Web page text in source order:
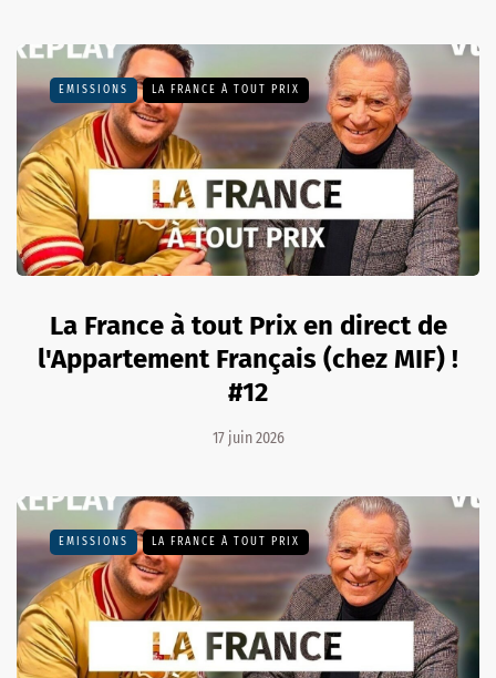
EMISSIONS LA FRANCE À TOUT PRIX
La France à tout Prix en direct de
l'Appartement Français (chez MIF) !
#12
17 juin 2026
EMISSIONS LA FRANCE À TOUT PRIX